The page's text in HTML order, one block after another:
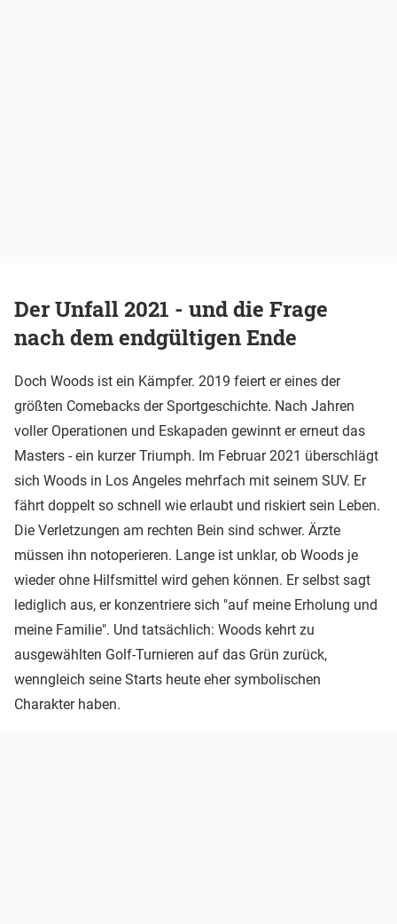
Der Unfall 2021 - und die Frage
nach dem endgültigen Ende
Doch Woods ist ein Kämpfer. 2019 feiert er eines der
größten Comebacks der Sportgeschichte. Nach Jahren
voller Operationen und Eskapaden gewinnt er erneut das
Masters - ein kurzer Triumph. Im Februar 2021 überschlägt
sich Woods in Los Angeles mehrfach mit seinem SUV. Er
fährt doppelt so schnell wie erlaubt und riskiert sein Leben.
Die Verletzungen am rechten Bein sind schwer. Ärzte
müssen ihn notoperieren. Lange ist unklar, ob Woods je
wieder ohne Hilfsmittel wird gehen können. Er selbst sagt
lediglich aus, er konzentriere sich "auf meine Erholung und
meine Familie". Und tatsächlich: Woods kehrt zu
ausgewählten Golf-Turnieren auf das Grün zurück,
wenngleich seine Starts heute eher symbolischen
Charakter haben.